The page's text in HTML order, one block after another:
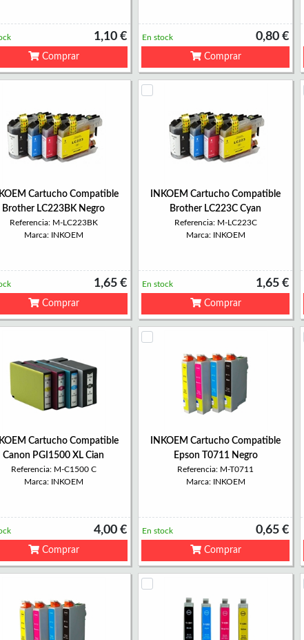
1,10 €
Comprar
0,80 €
En stock
Comprar
Cartucho Compatible
Brother LC223BK Negro
Referencia: M-LC223BK
Marca: INKOEM
1,65 €
Comprar
INKOEM Cartucho Compatible
Brother LC223C Cyan
Referencia: M-LC223C
Marca: INKOEM
1,65 €
En stock
Comprar
Cartucho Compatible
Canon PGI1500 XL Cian
Referencia: M-C1500 C
Marca: INKOEM
4,00 €
Comprar
INKOEM Cartucho Compatible
Epson T0711 Negro
Referencia: M-T0711
Marca: INKOEM
0,65 €
En stock
Comprar